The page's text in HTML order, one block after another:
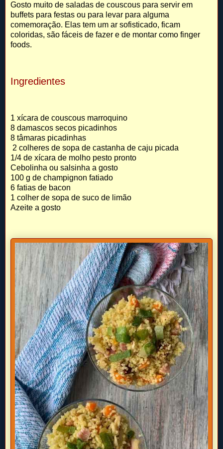
Gosto muito de saladas de couscous para servir em
buffets para festas ou para levar para alguma
comemoração. Elas tem um ar sofisticado, ficam
coloridas, são fáceis de fazer e de montar como finger
foods.
Ingredientes
1 xícara de couscous marroquino
8 damascos secos picadinhos
8 tâmaras picadinhas
2 colheres de sopa de castanha de caju picada
1/4 de xícara de molho pesto pronto
Cebolinha ou salsinha a gosto
100 g de champignon fatiado
6 fatias de bacon
1 colher de sopa de suco de limão
Azeite a gosto